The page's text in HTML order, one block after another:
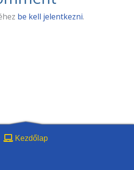
be kell jelentkezni.
Kezdőlap